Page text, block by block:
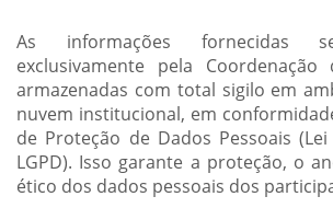
As informações fornecidas
exclusivamente pela
armazenadas com total sigilo em
nuvem institucional, em
de Proteção de Dados Pessoais (Lei
LGPD). Isso garante a proteção, o
ético dos dados pessoais dos